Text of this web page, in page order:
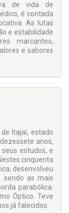
de vida de
é contada
As lutas
e estabilidade
marcantes,
e sabores
Itajaí, estado
anos,
estudos, e
cinquenta
desenvolveu
sendo as mais
parabólica.
Óptico. Teve
já falecidos.